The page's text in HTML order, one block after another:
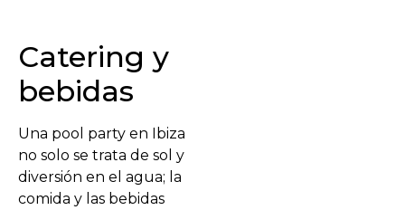
Catering y
bebidas
Una pool party en Ibiza
no solo se trata de sol y
diversión en el agua; la
comida y las bebidas